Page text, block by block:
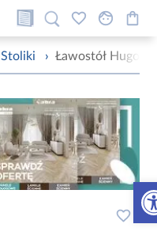
Stoliki › Ławostół Hugo